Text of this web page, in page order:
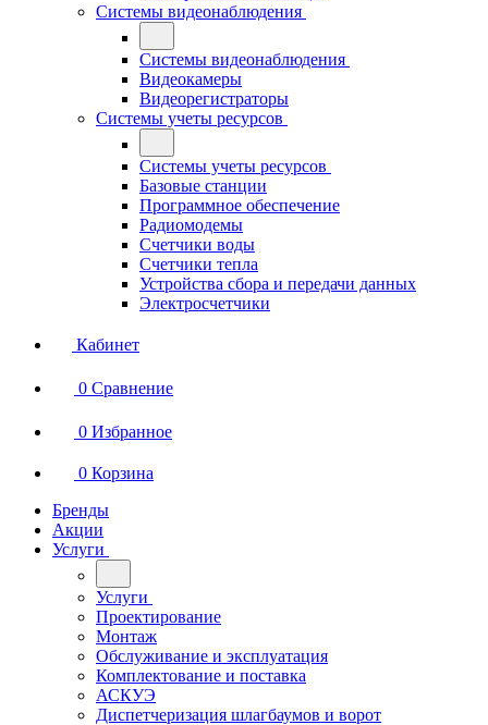
Системы видеонаблюдения
Системы видеонаблюдения
Видеокамеры
Видеорегистраторы
Системы учеты ресурсов
Системы учеты ресурсов
Базовые станции
Программное обеспечение
Радиомодемы
Счетчики воды
Счетчики тепла
Устройства сбора и передачи данных
Электросчетчики
Кабинет
0 Сравнение
0 Избранное
0 Корзина
Бренды
Акции
Услуги
Услуги
Проектирование
Монтаж
Обслуживание и эксплуатация
Комплектование и поставка
АСКУЭ
Диспетчеризация шлагбаумов и ворот